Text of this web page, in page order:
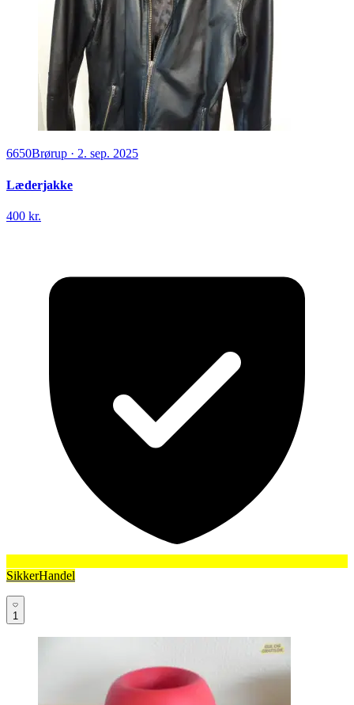
6650Brørup · 2. sep. 2025
Læderjakke
400 kr.
SikkerHandel
1